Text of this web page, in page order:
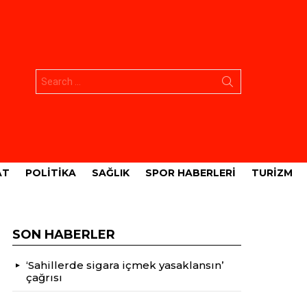
POLITIKA SAĞLIK SPOR HABERLERI TURIZM
SON HABERLER
‘Sahillerde sigara içmek yasaklansın’
çağrısı